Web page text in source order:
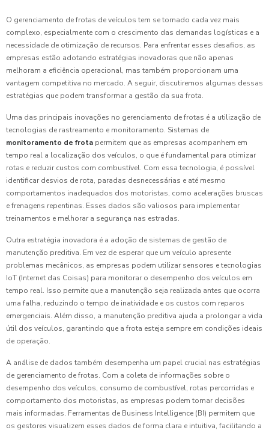
O gerenciamento de frotas de veículos tem se tornado cada vez mais
complexo, especialmente com o crescimento das demandas logísticas e a
necessidade de otimização de recursos. Para enfrentar esses desafios, as
empresas estão adotando estratégias inovadoras que não apenas
melhoram a eficiência operacional, mas também proporcionam uma
vantagem competitiva no mercado. A seguir, discutiremos algumas dessas
estratégias que podem transformar a gestão da sua frota.
Uma das principais inovações no gerenciamento de frotas é a utilização de
tecnologias de rastreamento e monitoramento. Sistemas de
monitoramento de frota permitem que as empresas acompanhem em
tempo real a localização dos veículos, o que é fundamental para otimizar
rotas e reduzir custos com combustível. Com essa tecnologia, é possível
identificar desvios de rota, paradas desnecessárias e até mesmo
comportamentos inadequados dos motoristas, como acelerações bruscas
e frenagens repentinas. Esses dados são valiosos para implementar
treinamentos e melhorar a segurança nas estradas.
Outra estratégia inovadora é a adoção de sistemas de gestão de
manutenção preditiva. Em vez de esperar que um veículo apresente
problemas mecânicos, as empresas podem utilizar sensores e tecnologias
IoT (Internet das Coisas) para monitorar o desempenho dos veículos em
tempo real. Isso permite que a manutenção seja realizada antes que ocorra
uma falha, reduzindo o tempo de inatividade e os custos com reparos
emergenciais. Além disso, a manutenção preditiva ajuda a prolongar a vida
útil dos veículos, garantindo que a frota esteja sempre em condições ideais
de operação.
A análise de dados também desempenha um papel crucial nas estratégias
de gerenciamento de frotas. Com a coleta de informações sobre o
desempenho dos veículos, consumo de combustível, rotas percorridas e
comportamento dos motoristas, as empresas podem tomar decisões
mais informadas. Ferramentas de Business Intelligence (BI) permitem que
os gestores visualizem esses dados de forma clara e intuitiva, facilitando a